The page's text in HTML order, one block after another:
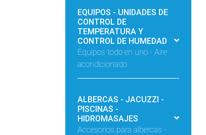
EQUIPOS - UNIDADES DE
CONTROL DE
TEMPERATURA Y
CONTROL DE HUMEDAD
Equipos todo en uno - Aire
acondicionado
ALBERCAS - JACUZZI -
PISCINAS -
HIDROMASAJES
Accesorios para albercas -